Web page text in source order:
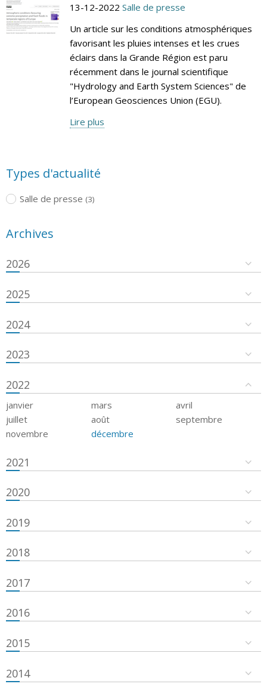
13-12-2022 Salle de presse
Un article sur les conditions atmosphériques
favorisant les pluies intenses et les crues
éclairs dans la Grande Région est paru
récemment dans le journal scientifique
"Hydrology and Earth System Sciences" de
l’European Geosciences Union (EGU).
Lire plus
Types d'actualité
Salle de presse (3)
Archives
2026
2025
2024
2023
2022
janvier mars
avril
juillet
août
septembre
novembre
décembre
2021
2020
2019
2018
2017
2016
2015
2014